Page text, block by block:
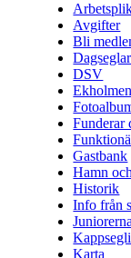
Avgifter
Bli
DSV
Ekholmen
Funderar
Gastbank
Hamn
Historik
Info från
Karta